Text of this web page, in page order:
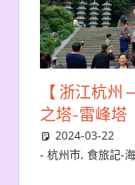
【 浙江杭州
之塔-雷峰塔
2024-03-22
- 杭州市, 食旅記-